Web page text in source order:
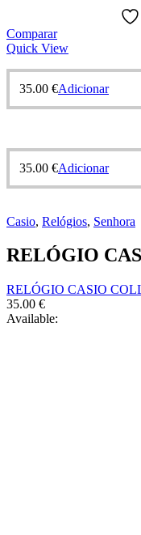
Comparar
Quick View
35.00 €Adicionar
35.00 €Adicionar
Casio, Relógios, Senhora
RELÓGIO
RELÓGIO CASIO
35.00 €
Available: